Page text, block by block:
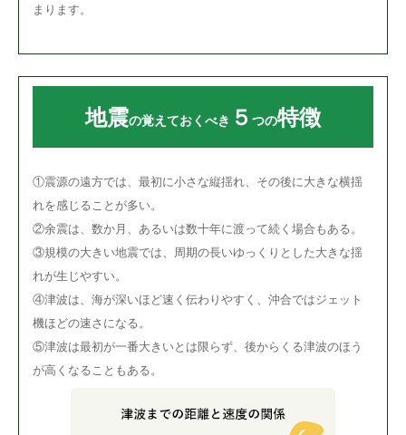
まります。
地震の覚えておくべき ５ つの特徴
①震源の遠方では、最初に小さな縦揺れ、その後に大きな横揺
れを感じることが多い。
②余震は、数か月、あるいは数十年に渡って続く場合もある。
③規模の大きい地震では、周期の長いゆっくりとした大きな揺
れが生じやすい。
④津波は、海が深いほど速く伝わりやすく、沖合ではジェット
機ほどの速さになる。
⑤津波は最初が一番大きいとは限らず、後からくる津波のほう
が高くなることもある。